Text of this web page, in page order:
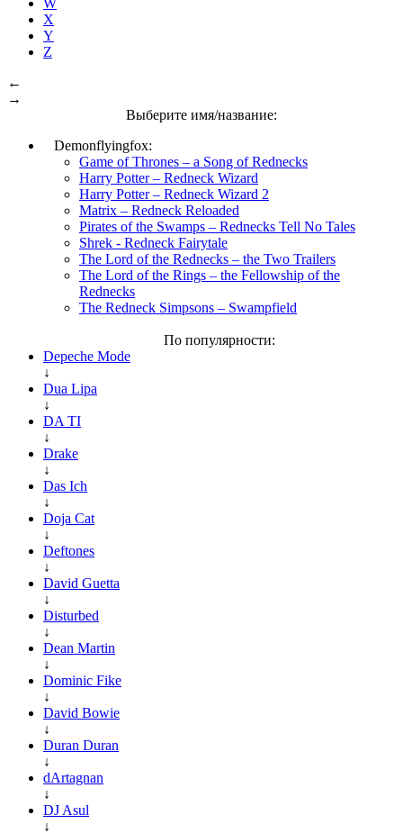
X
Y
Z
←
→
Выберите имя/название:
Demonflyingfox:
Game of Thrones – a Song of Rednecks
Harry Potter – Redneck Wizard
Harry Potter – Redneck Wizard 2
Matrix – Redneck Reloaded
Pirates of the Swamps – Rednecks Tell No Tales
Shrek - Redneck Fairytale
The Lord of the Rednecks – the Two Trailers
The Lord of the Rings – the Fellowship of the
Rednecks
The Redneck Simpsons – Swampfield
По популярности:
Depeche Mode
↓
Dua Lipa
↓
DA TI
↓
Drake
↓
Das Ich
↓
Doja Cat
↓
Deftones
↓
David Guetta
↓
Disturbed
↓
Dean Martin
↓
Dominic Fike
↓
David Bowie
↓
Duran Duran
↓
dArtagnan
↓
DJ Asul
↓